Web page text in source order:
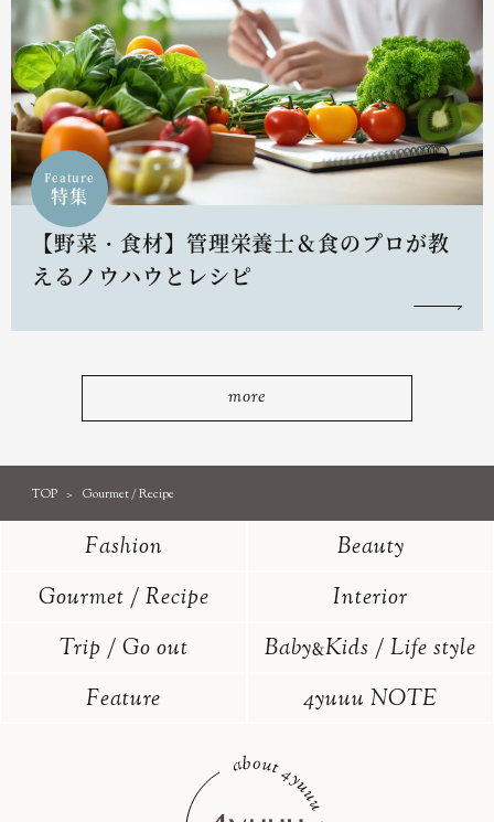
Feature
特集
【野菜・食材】管理栄養士＆食のプロが教
えるノウハウとレシピ
more
TOP Gourmet / Recipe
Fashion
Beauty
Gourmet / Recipe
Interior
Trip / Go out
Baby&Kids / Life style
Feature
4yuuu NOTE